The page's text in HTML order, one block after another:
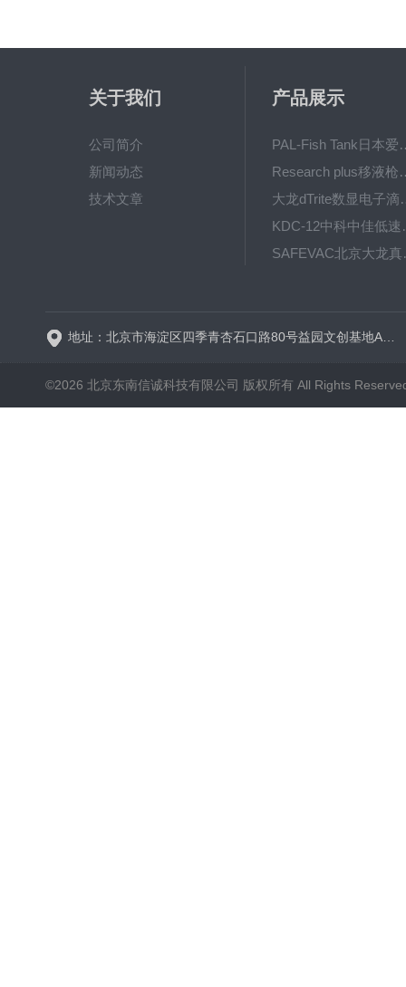
关于我们
公司简介
新闻动态
技术文章
产品展示
PAL-Fish Tank
Research plus
大龙dTrite
KDC-
©2026 北京东南信诚科技有限公司 版权所有 All Rights